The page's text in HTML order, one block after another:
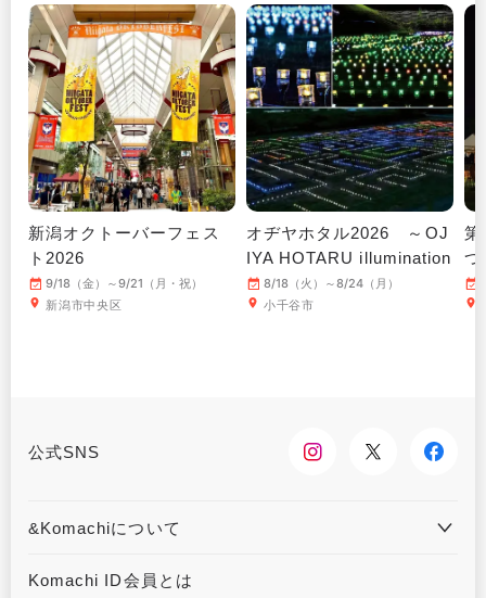
新潟オクトーバーフェス
ト2026
9/18（金）～9/21（月・祝）
新潟市中央区
オヂヤホタル2026 ～OJ
IYA HOTARU illumination
～ 8/18（火）～8/24（月）
小千谷市
第
つ
公式SNS
&Komachiについて
&Komachiとは
Komachi ID会員とは